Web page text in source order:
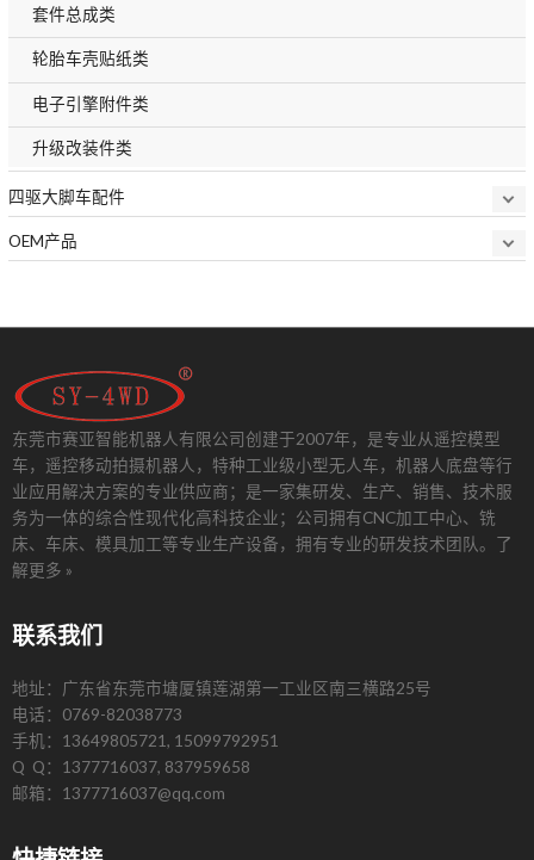
套件总成类
轮胎车壳贴纸类
电子引擎附件类
升级改装件类
四驱大脚车配件
OEM产品
东莞市赛亚智能机器人有限公司创建于2007年，是专业从遥控模型
车，遥控移动拍摄机器人，特种工业级小型无人车，机器人底盘等行
业应用解决方案的专业供应商；是一家集研发、生产、销售、技术服
务为一体的综合性现代化高科技企业；公司拥有CNC加工中心、铣
床、车床、模具加工等专业生产设备，拥有专业的研发技术团队。 了
解更多 »
联系我们
地址：广东省东莞市塘厦镇莲湖第一工业区南三横路25号
电话：0769-82038773
手机：13649805721, 15099792951
Q Q：1377716037, 837959658
邮箱：1377716037@qq.com